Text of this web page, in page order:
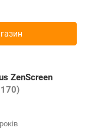
ZenScreen